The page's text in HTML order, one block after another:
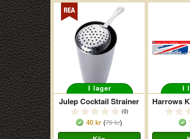
I lager
Julep Cocktail Strainer
(0)
40 kr (79 kr)
I